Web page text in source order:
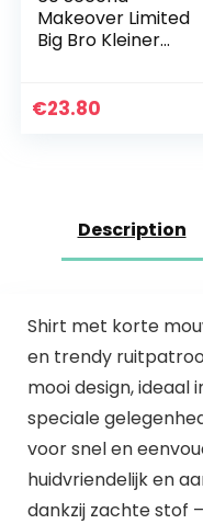
Makeover Limited
Big Bro Kleiner
Frères Baby All
€23.80
Description
Shirt met korte
en trendy
mooi design, ideaal
speciale
voor snel en
huidvriendelijk en
dankzij zachte stof